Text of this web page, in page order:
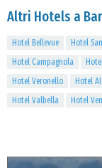
Altri Hotels a
Hotel Bellevue Hotel
Hotel Campagnola
Hotel Veronello
Hotel
Hotel Valbella
Hotel